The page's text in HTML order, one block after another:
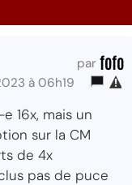
par fofo
à 06h19
16x, mais un
sur la CM
de 4x
pas de puce